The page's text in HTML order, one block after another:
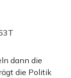
dann die
die Politik